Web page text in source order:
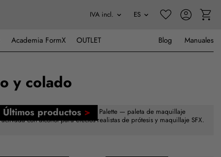
Academia FormX OUTLET Blog Manuales
y colado
Últimos productos >
Nuevo — Skin Illustrator Creations Palette — paleta de maquillaje
activada con alcohol para efectos realistas de prótesis y maquillaje SFX.